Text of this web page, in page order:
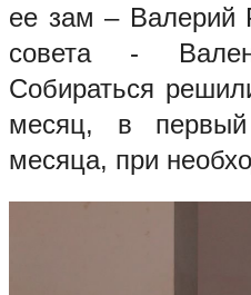
ее зам – Валерий
совета -
Собираться
месяц, в первый
месяца, при